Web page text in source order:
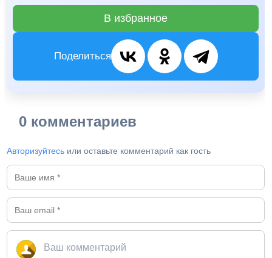
В избранное
Поделиться
0 комментариев
Авторизуйтесь или оставьте комментарий как гость